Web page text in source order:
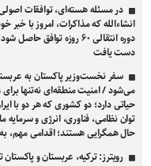
در مسئله هسته‌ای، توافقات
انشاءالله که مذاکرات، امروز با
دوره انتقالی ۶۰ روزه
دست یافت
سفر نخست‌وزیر پاکستان به
می‌شود / امنیت منطقه‌ای نه‌تنها برای
حیاتی دارد؛ دو کشوری که هر دو با
توان نظامی، فناوری، انرژی و
حال همگرایی هستند؛ اقدامی مهم،
رویترز: ترکیه، عربستان و